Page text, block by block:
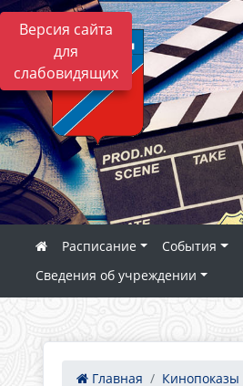
Версия сайта
для
слабовидящих
Расписание События
Сведения об учреждении
Главная Кинопоказы